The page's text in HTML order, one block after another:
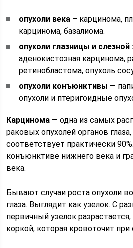
опухоли века – карцинома,
карцинома, базалиома.
опухоли глазницы и
аденокистозная карцинома,
ретинобластома, опухоль
опухоли конъюнктивы —
опухоли и птеригоидные
Карцинома — одна из самых
раковых опухолей органов
соответствует практически
конъюнктиве нижнего века и
века.
Бывают случаи роста опухоли
глаза. Выглядит как узелок. С
первичный узелок
коркой, которая кровоточит при